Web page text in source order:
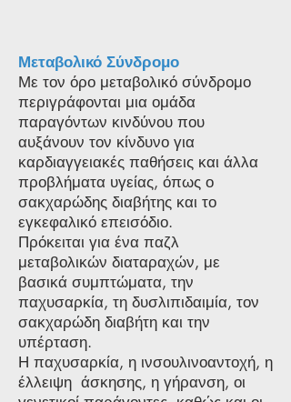
Μεταβολικό Σύνδρομο
Με τον όρο μεταβολικό σύνδρομο
περιγράφονται μια ομάδα
παραγόντων κινδύνου που
αυξάνουν τον κίνδυνο για
καρδιαγγειακές παθήσεις και άλλα
προβλήματα υγείας, όπως ο
σακχαρώδης διαβήτης και το
εγκεφαλικό επεισόδιο.
Πρόκειται για ένα παζλ
μεταβολικών διαταραχών, με
βασικά συμπτώματα, την
παχυσαρκία, τη δυσλιπιδαιμία, τον
σακχαρώδη διαβήτη και την
υπέρταση.
Η παχυσαρκία, η ινσουλινοαντοχή, η
έλλειψη άσκησης, η γήρανση, οι